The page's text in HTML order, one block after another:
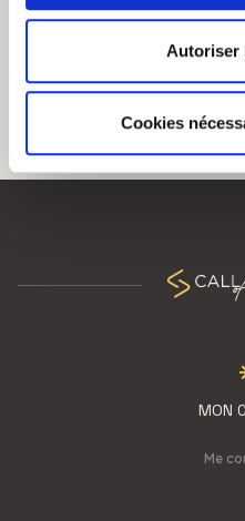
Les cookies nous
médias sociaux et
partageons également des
notre site avec nos
publicité et d'analyse, qui
Autoriser
Cookies
MON
Me